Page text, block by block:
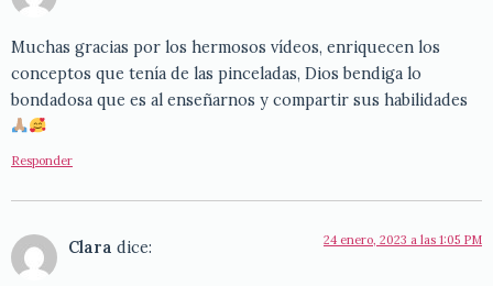
Muchas gracias por los hermosos vídeos, enriquecen los
conceptos que tenía de las pinceladas, Dios bendiga lo
bondadosa que es al enseñarnos y compartir sus habilidades
Responder
Clara dice: 24 enero, 2023 a las 1:05 PM